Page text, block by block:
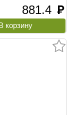
881.4 руб